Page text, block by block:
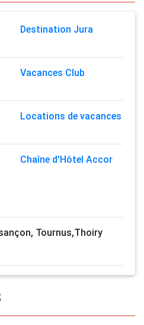
Destination Jura
Vacances Club
Locations de vacances
Chaîne d'Hôtel Accor
Tournus,Thoiry